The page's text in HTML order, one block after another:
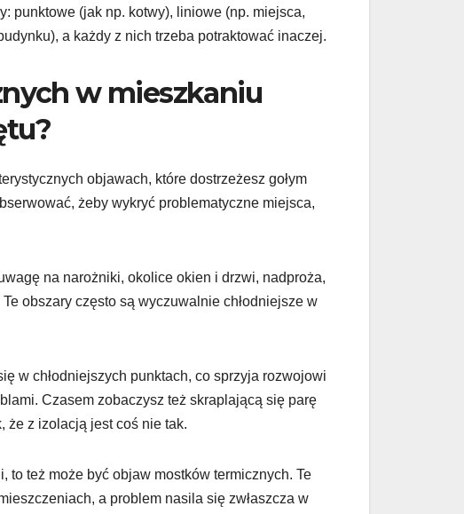
punktowe (jak np. kotwy), liniowe (np. miejsca,
a każdy z nich trzeba potraktować inaczej.
w mieszkaniu
objawach, które dostrzeżesz gołym
żeby wykryć problematyczne miejsca,
na narożniki, okolice okien i drzwi, nadproża,
obszary często są wyczuwalnie chłodniejsze w
w chłodniejszych punktach, co sprzyja rozwojowi
Czasem zobaczysz też skraplającą się parę
że z izolacją jest coś nie tak.
to też może być objaw mostków termicznych. Te
a problem nasila się zwłaszcza w